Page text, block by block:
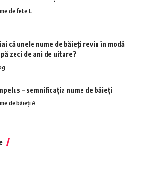
de fete L
că unele nume de băieți revin în modă
zeci de ani de uitare?
– semnificația nume de băieți
de băieți A